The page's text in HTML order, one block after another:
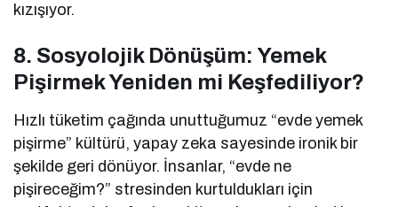
kızışıyor.
8. Sosyolojik Dönüşüm: Yemek
Pişirmek Yeniden mi Keşfediliyor?
Hızlı tüketim çağında unuttuğumuz “evde yemek
pişirme” kültürü, yapay zeka sayesinde ironik bir
şekilde geri dönüyor. İnsanlar, “evde ne
pişireceğim?” stresinden kurtuldukları için